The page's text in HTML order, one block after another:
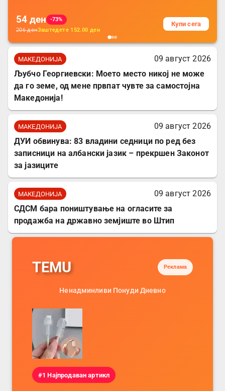
54 ден
-73%
206денЗаштедете 152.00 ден
Купи сега
МАКЕДОНИЈА
09 август 2026
Љубчо Георгиевски: Моето место никој не може
да го земе, од мене првпат чувте за самостојна
Македонија!
МАКЕДОНИЈА
09 август 2026
ДУИ обвинува: 83 владини седници по ред без
записници на албански јазик – прекршен Законот
за јазиците
МАКЕДОНИЈА
09 август 2026
СДСМ бара поништување на огласите за
продажба на државно земјиште во Штип
TEMU Реклама
Ненадминливи Понуди Дневно
#1 Најпродаван артикл